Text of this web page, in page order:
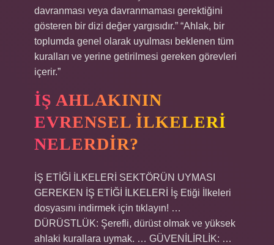
davranması veya davranmaması gerektiğini
gösteren bir dizi değer yargısıdır.” “Ahlak, bir
toplumda genel olarak uyulması beklenen tüm
kuralları ve yerine getirilmesi gereken görevleri
içerir.”
İŞ AHLAKININ
EVRENSEL ILKELERI
NELERDIR?
İŞ ETİĞİ İLKELERİ SEKTÖRÜN UYMASI
GEREKEN İŞ ETİĞİ İLKELERİ İş Etiği İlkeleri
dosyasını indirmek için tıklayın! …
DÜRÜSTLÜK: Şerefli, dürüst olmak ve yüksek
ahlaki kurallara uymak. … GÜVENİLİRLİK: …